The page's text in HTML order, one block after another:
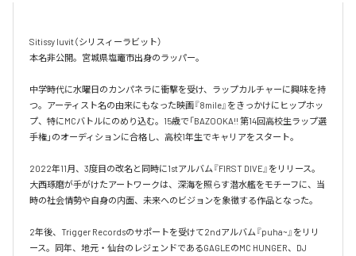
Sitissy luvit（シリスィーラビット）
本名非公開。宮城県塩竈市出身のラッパー。
中学時代に水曜日のカンパネラに衝撃を受け、ラップカルチャーに興味を持
つ。アーティスト名の由来にもなった映画『8mile』をきっかけにヒップホッ
プ、特にMCバトルにのめり込む。15歳で「BAZOOKA!! 第14回高校生ラップ選
手権」のオーディションに合格し、高校1年生でキャリアをスタート。
2022年11月、3度目の改名と同時に1stアルバム『FIRST DIVE』をリリース。
大西琢磨が手がけたアートワークは、深海を照らす潜水艦をモチーフに、当
時の社会情勢や自身の内面、未来へのビジョンを象徴する作品となった。
2年後、Trigger Recordsのサポートを受けて2ndアルバム『puha~』をリリ
ース。同年、地元・仙台のレジェンドであるGAGLEのMC HUNGER、DJ